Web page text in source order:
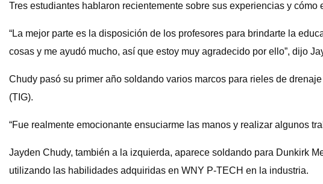
Tres estudiantes hablaron recientemente sobre sus experiencias y
“La mejor parte es la disposición de los profesores para brindarte la
cosas y me ayudó mucho, así que estoy muy agradecido por ello”, dijo
Chudy pasó su primer año soldando varios marcos para rieles de
(TIG).
“Fue realmente emocionante ensuciarme las manos y realizar algunos
Jayden Chudy, también a la izquierda, aparece soldando para Dunkirk
utilizando las habilidades adquiridas en WNY P-TECH en la industria.